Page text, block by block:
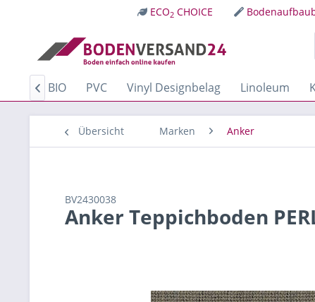
ECO2 CHOICE
BIO PVC Vinyl Designbelag Linoleum

Übersicht Marken Anker
BV2430038
Anker Teppichboden